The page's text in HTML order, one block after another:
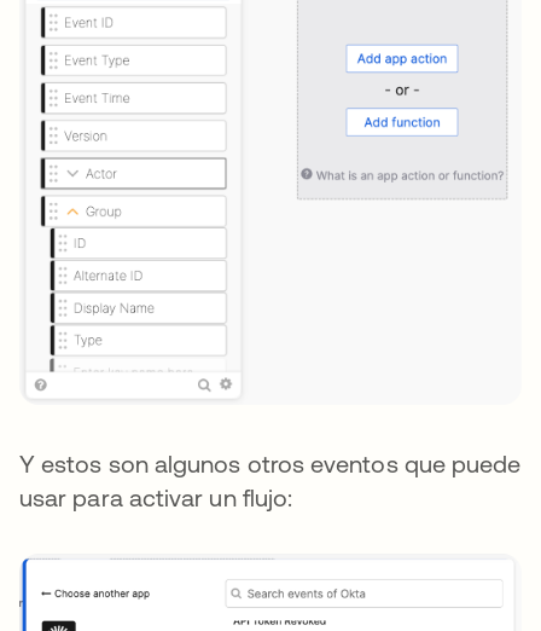
Y estos son algunos otros eventos que puede
usar para activar un flujo: